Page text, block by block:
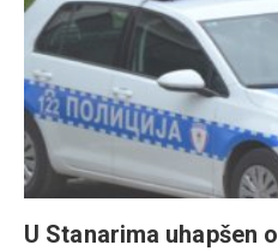
U Stanarima uhapšen